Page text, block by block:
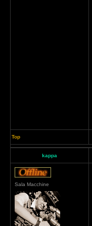
Top
kappa
Sala Macchine